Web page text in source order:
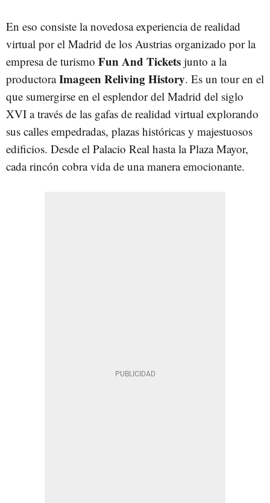
En eso consiste la novedosa experiencia de realidad
virtual por el Madrid de los Austrias organizado por la
empresa de turismo Fun And Tickets junto a la
productoraImageen Reliving History. Es un tour en el
que sumergirse en el esplendor del Madrid del siglo
XVI a través de las gafas de realidad virtual explorando
sus calles empedradas, plazas históricas y majestuosos
edificios. Desde el Palacio Real hasta la Plaza Mayor,
cada rincón cobra vida de una manera emocionante.